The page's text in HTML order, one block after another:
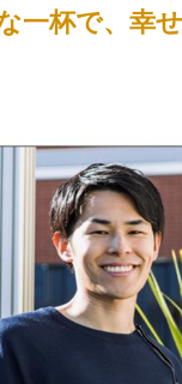
一杯で、幸